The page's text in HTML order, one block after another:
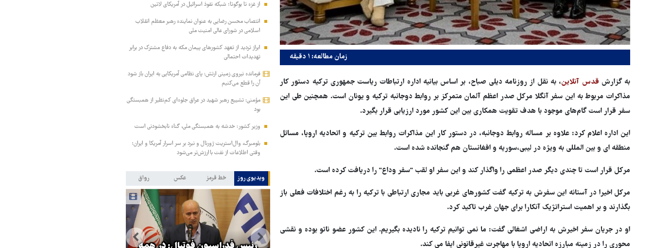
زمان مطالعه: ۱ دقیقه
به گزارش قدس آنلاین، به نقل از روزنامه دیلی صباح، بر اساس بیانیه اداره ارتباطات ریاست جمهوری ترکیه دستور کار
مذاکرات مربوط به این سفر آنگلا مرکل صدر اعظم آلمان متمرکز بر روابط دوجانبه ترکیه و یونان است. همچنین طی این
سفر قرار است گام‌های موجود با هدف تقویت همکاری بین این کشور مورد ارزیابی قرار بگیرد.
این اداره اعلام کرد: علاوه بر مساله روابط دوجانبه، در دستور کار این مذاکرات روابط بین ترکیه و اتحادیه اروپا، مسائل
منطقه ای و بین المللی به ویژه در لیبی،‌سوریه و افغانستان هم گنجانده شده است.
مرکل قرار است تا چندی دیگر صدر اعظمی را واگذار کند و این سفر او لقب "سفر وداع" را دریافت کرده است.
مرکل اخیرا در آستانه این سفرش به ترکیه گفت کشورهای غربی باید مجاری ارتباطی با ترکیه را به رغم اختلافات فعلی باز
بگذارند و بر اهمیت استراتژیک آنکارا برای جهان غرب تاکید کرد.
او در جریان سفر اخیرش به اراضی اشغالی گفت: ما نمی توانیم ترکیه را نادیده بگیریم. این کشور عضو ناتو بوده و نقشی
محوری را در زمینه مبارزه اتحادیه اروپا با مهاجرت غیرقانونی ایفا می کند.
از غزه تا بوگوتا؛ شبکه نفوذ اسرائیل در آمریکای لاتین
انتصاب محسن رضایی به عنوان نماینده رهبر معظم انقلاب
اسلامی در شورای عالی امنیت ملی
ابراز تردید از تعهد کشورهای پیمان مکه به دفاع مشترک در برابر
تهدیدات احتمالی
فرمانده نیروی زمینی ارتش: پای نظامی آمریکایی به ایران باز شود
آن را قطع می‌کنیم
مؤمنی: تشییع رهبر شهید در عراق جلوه‌ای کم‌نظیر از همبستگی
بود
وزیر کشور: خدشه به همبستگی ملی، گناه نابخشودنی است
بلومبرگ، وال‌استریت ژورنال و نبرد بر سر اسرار آمریکا و ایران؛
وقتی اطلاعات از نفت باارزش‌تر می‌شود
ویدیوی روز خط قرمز عکس رواق